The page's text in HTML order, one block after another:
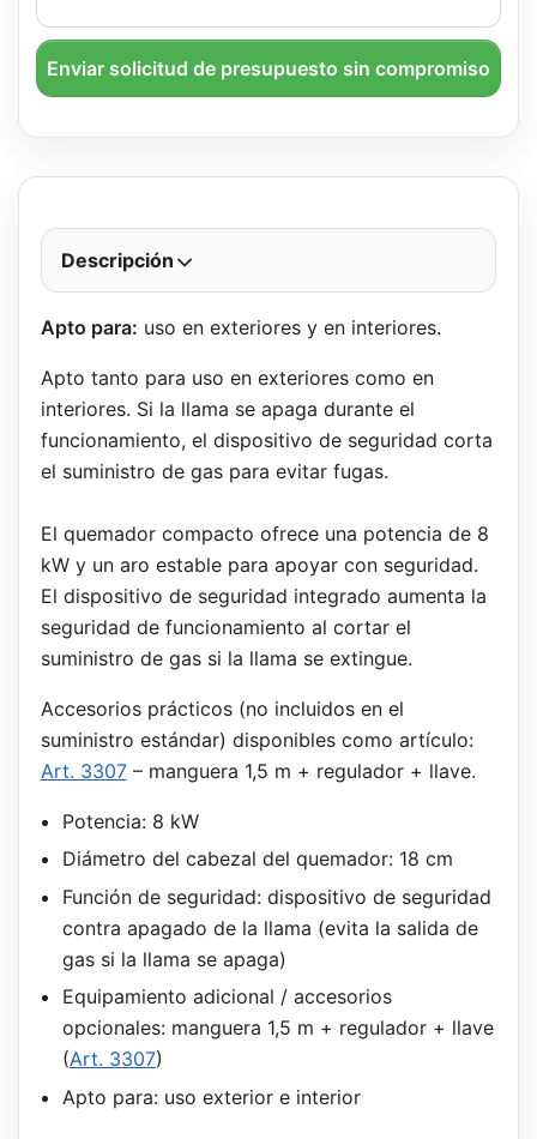
Enviar solicitud de presupuesto sin compromiso
Descripción
Apto para: uso en exteriores y en interiores.
Apto tanto para uso en exteriores como en
interiores. Si la llama se apaga durante el
funcionamiento, el dispositivo de seguridad corta
el suministro de gas para evitar fugas.
El quemador compacto ofrece una potencia de 8
kW y un aro estable para apoyar con seguridad.
El dispositivo de seguridad integrado aumenta la
seguridad de funcionamiento al cortar el
suministro de gas si la llama se extingue.
Accesorios prácticos (no incluidos en el
suministro estándar) disponibles como artículo:
Art. 3307– manguera 1,5 m + regulador + llave.
Potencia: 8 kW
Diámetro del cabezal del quemador: 18 cm
Función de seguridad: dispositivo de seguridad
contra apagado de la llama (evita la salida de
gas si la llama se apaga)
Equipamiento adicional / accesorios
opcionales: manguera 1,5 m + regulador + llave
(Art. 3307)
Apto para: uso exterior e interior